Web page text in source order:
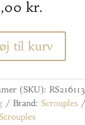
kr.
til kurv
(SKU): RS216113
Brand: Scrouples